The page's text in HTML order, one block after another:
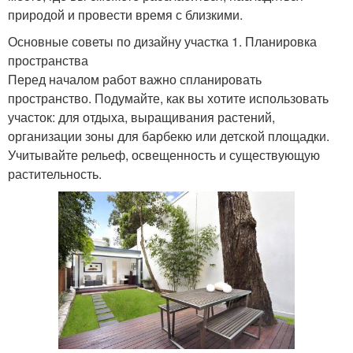
природой и провести время с близкими.
Основные советы по дизайну участка 1. Планировка
пространства
Перед началом работ важно спланировать
пространство. Подумайте, как вы хотите использовать
участок: для отдыха, выращивания растений,
организации зоны для барбекю или детской площадки.
Учитывайте рельеф, освещенность и существующую
растительность.